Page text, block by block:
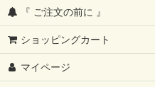
『 ご注文の前に 』
ショッピングカート
マイページ